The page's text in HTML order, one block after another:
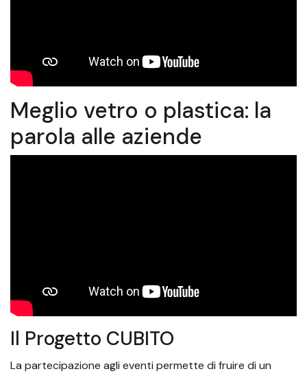
Meglio vetro o plastica: la
parola alle aziende
Il Progetto CUBITO
La partecipazione agli eventi permette di fruire di un